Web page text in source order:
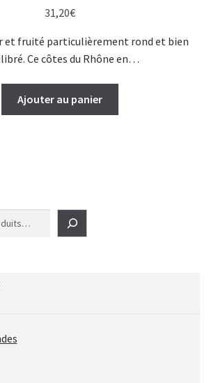
31,20€
et fruité particulièrement rond et bien
Ce côtes du Rhône en…
Ajouter au panier